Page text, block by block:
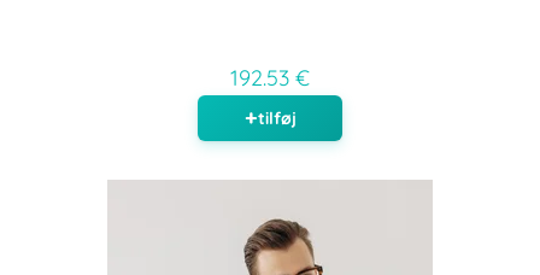
192.53 €
tilføj